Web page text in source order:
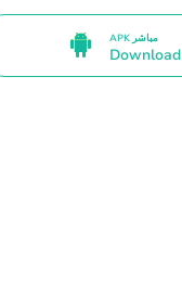
APK مباشر
Download